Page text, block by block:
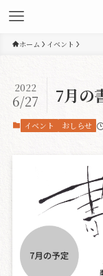
ホーム イベント
7月の
2022
6/27
イベント おしらせ